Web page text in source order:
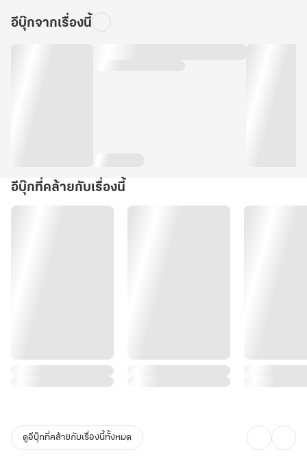
เช่นนั้นเหตุใดไม่เลือกแต่งกับบุรุษอื่นที่เขาไม่ได้มีภรรยาเอกอยู่แล้วเล่า?
แต่กลับเลือกที่จะบอกกล่าวกับบุรุษที่มีภรรยาแล้ว ทั้งยังบอกเป็นนัยให้
เพราะข้ารักท่านมาไปใช่หรือไม่? ท่านจึงเบื่อหน่ายและกระทำกับข้าราว
สุนัขไร้ค่าตัวหนึ่ง
ซวนหยวนซ่างอวิ๋น.... ตลอดระยะเวลาสิบปีที่ผ่านมาท่านเคยรักข้าบ้าง
อีบุ๊กจากเรื่องนี้
อีบุ๊กที่คล้ายกับเรื่องนี้
ดูอีบุ๊กที่คล้ายกับเรื่องนี้ทั้งหมด